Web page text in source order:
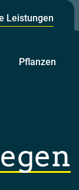
Leistungen
Pflanzen